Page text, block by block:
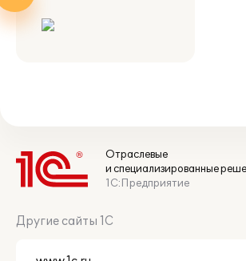
Отраслевые
и специализированные
1С:Предприятие
Другие сайты 1С